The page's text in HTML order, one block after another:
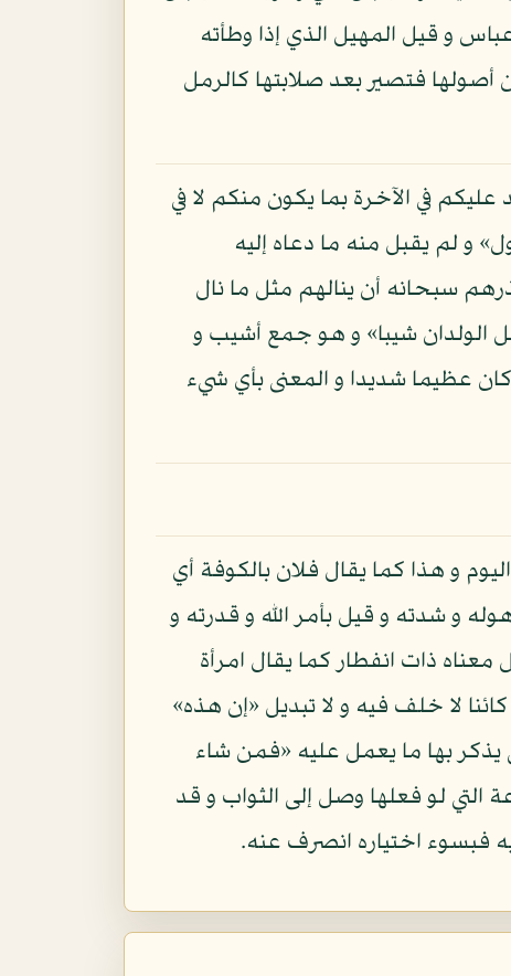
و قيل المهيل الذي إذا وطأته
فتصير بعد صلابتها كالرمل
في الآخرة بما يكون منكم لا في
و لم يقبل منه ما دعاه إليه
سبحانه أن ينالهم مثل ما نال
الولدان شيبا» و هو جمع أشيب و
عظيما شديدا و المعنى بأي شيء
و هذا كما يقال فلان بالكوفة أي
و شدته و قيل بأمر الله و قدرته و
ذات انفطار كما يقال امرأة
لا خلف فيه و لا تبديل «إن هذه»
يذكر بها ما يعمل عليه «فمن شاء
التي لو فعلها وصل إلى الثواب و قد
فبسوء اختياره انصرف عنه.